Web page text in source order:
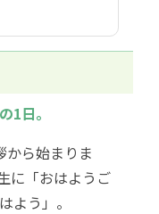
1日。
から始まりま
に「おはようご
よう」。